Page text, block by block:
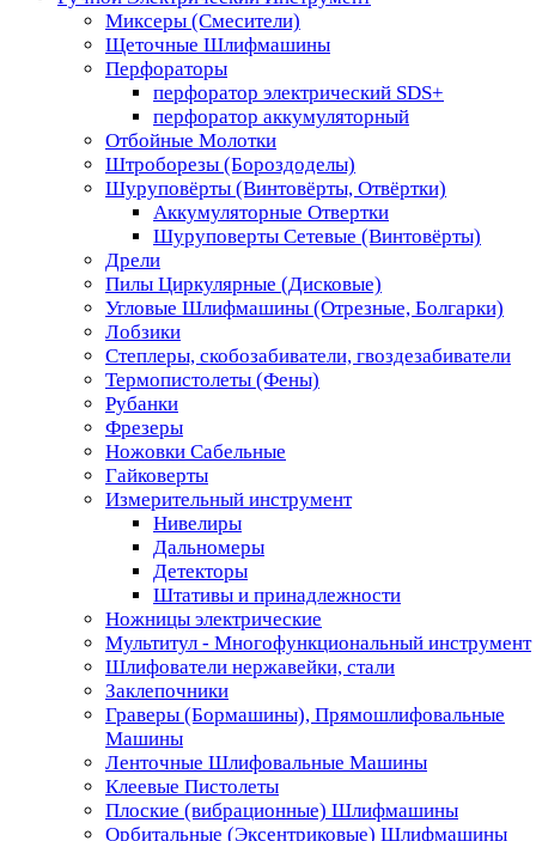
Миксеры (Смесители)
Щеточные Шлифмашины
Перфораторы
перфоратор электрический SDS+
перфоратор аккумуляторный
Отбойные Молотки
Штроборезы (Бороздоделы)
Шуруповёрты (Винтовёрты, Отвёртки)
Аккумуляторные Отвертки
Шуруповерты Сетевые (Винтовёрты)
Дрели
Пилы Циркулярные (Дисковые)
Угловые Шлифмашины (Отрезные, Болгарки)
Лобзики
Степлеры, скобозабиватели, гвоздезабиватели
Термопистолеты (Фены)
Рубанки
Фрезеры
Ножовки Сабельные
Гайковерты
Измерительный инструмент
Нивелиры
Дальномеры
Детекторы
Штативы и принадлежности
Ножницы электрические
Мультитул - Многофункциональный инструмент
Шлифователи нержавейки, стали
Заклепочники
Граверы (Бормашины), Прямошлифовальные
Машины
Ленточные Шлифовальные Машины
Клеевые Пистолеты
Плоские (вибрационные) Шлифмашины
Орбитальные (Эксентриковые) Шлифмашины